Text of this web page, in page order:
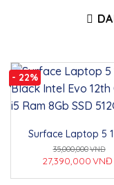
- 22%
Surface Laptop 5
Black Intel Evo 12th
Ram 8Gb SSD 512GB
35,000,000VNĐ
27,390,000 VNĐ